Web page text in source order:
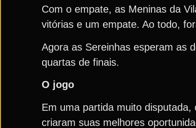
Com o empate, as Meninas da
vitórias e um empate. Ao todo,
Agora as Sereinhas esperam as
quartas de finais.
O jogo
Em uma partida muito
criaram suas melhores